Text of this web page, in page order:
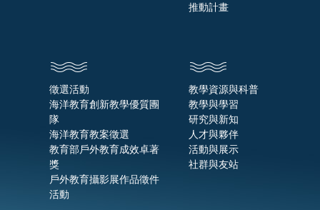
推動計畫
徵選活動
海洋教育創新教學優質團
隊
海洋教育教案徵選
教育部戶外教育成效卓著
獎
戶外教育攝影展作品徵件
活動
教學資源與科普
教學與學習
研究與新知
人才與夥伴
活動與展示
社群與友站